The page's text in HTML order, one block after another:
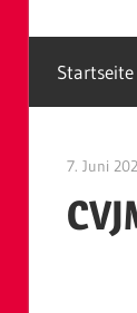
Startseite
7. Juni